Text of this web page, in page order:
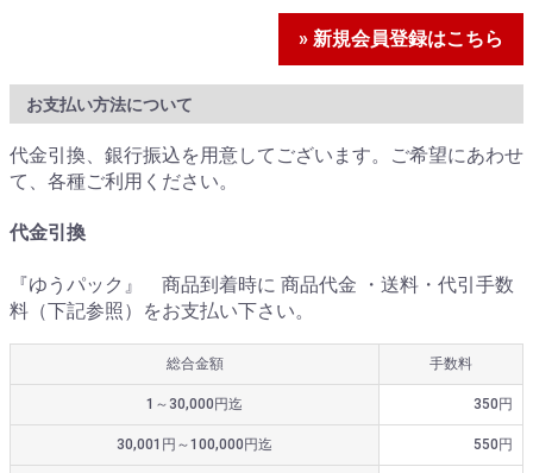
» 新規会員登録はこちら
お支払い方法について
代金引換、銀行振込を用意してございます。ご希望にあわせ
て、各種ご利用ください。
代金引換
『ゆうパック』 商品到着時に 商品代金 ・送料・代引手数
料（下記参照）をお支払い下さい。
総合金額 手数料
1～30,000円迄 350円
30,001円～100,000円迄 550円